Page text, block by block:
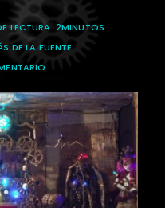
LECTURA: 2MINUTOS
DE LA FUENTE